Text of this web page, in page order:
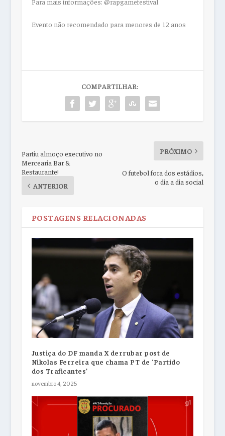
Evento não recomendado para menores de 12 anos
COMPARTILHAR:
Partiu almoço executivo no
Mercearia Bar &
Restaurante!
ANTERIOR
PRÓXIMO
O futebol fora dos estádios,
o dia a dia social
POSTAGENS RELACIONADAS
Justiça do DF manda X derrubar post de
Nikolas Ferreira que chama PT de ‘Partido
dos Traficantes’
novembro 4, 2025